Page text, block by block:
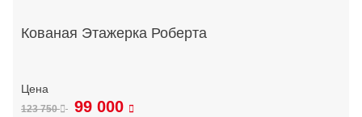
Кованая Этажерка Роберта
123 750 99 000